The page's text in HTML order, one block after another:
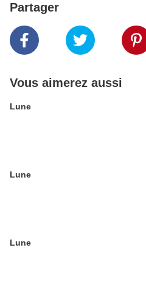
Partager
Vous aimerez aussi
Lune
Lune
Lune